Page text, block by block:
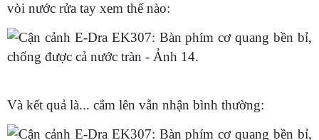
vòi nước rửa tay xem thế nào:
Và kết quả là... cắm lên vẫn nhận bình thường: